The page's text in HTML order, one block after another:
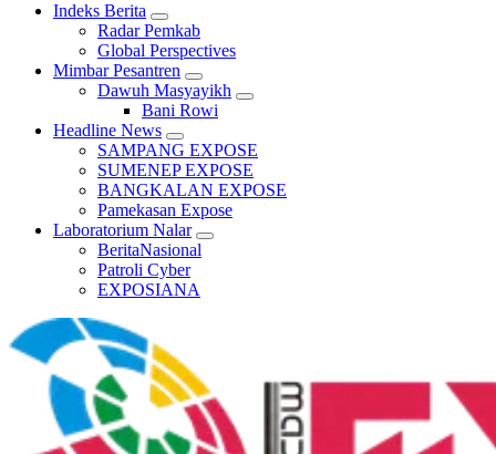
Indeks Berita
Radar Pemkab
Global Perspectives
Mimbar Pesantren
Dawuh Masyayikh
Bani Rowi
Headline News
SAMPANG EXPOSE
SUMENEP EXPOSE
BANGKALAN EXPOSE
Pamekasan Expose
Laboratorium Nalar
BeritaNasional
Patroli Cyber
EXPOSIANA